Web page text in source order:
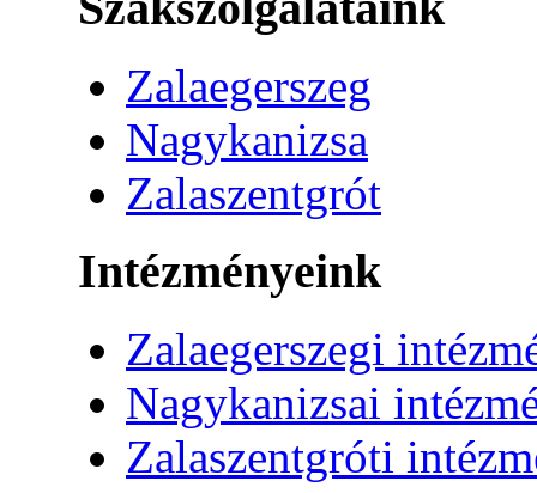
Zalaegerszeg
Nagykanizsa
Zalaszentgrót
Intézményeink
Zalaegerszegi
Nagykanizsai
Zalaszentgróti